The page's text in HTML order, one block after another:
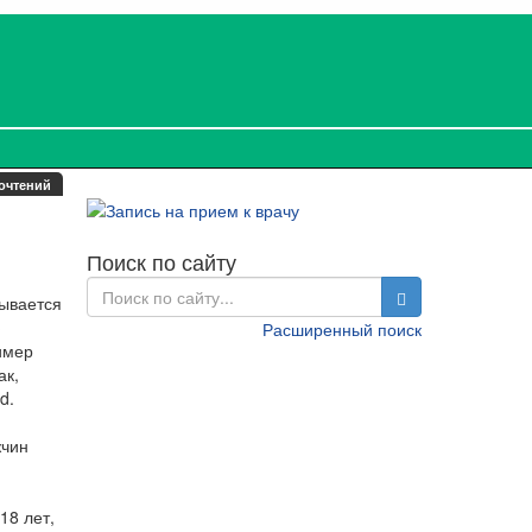
лет,
Поиск по сайту
Расширенный поиск